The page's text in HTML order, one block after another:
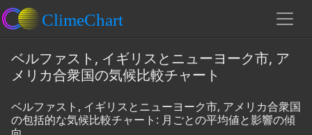
ベルファスト, イギリスとニューヨーク市, ア
メリカ合衆国の気候比較チャート
ベルファスト, イギリスとニューヨーク市, アメリカ合衆国
の包括的な気候比較チャート: 月ごとの平均値と影響の傾